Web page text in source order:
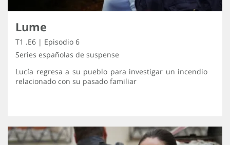
Lume
T1 .E6 | Episodio 6
Series españolas de suspense
Lucía regresa a su pueblo para investigar un incendio
relacionado con su pasado familiar